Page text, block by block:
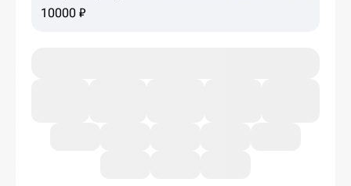
10000 ₽